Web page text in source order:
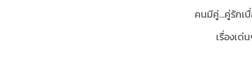
คนมีคู่...คู่รักเ
เรื่องเด่